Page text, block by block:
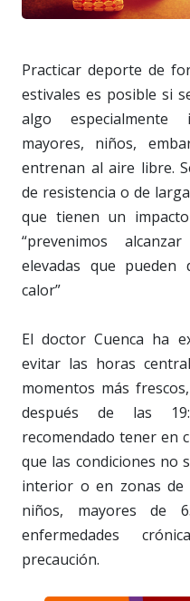
Practicar deporte de
estivales es posible si
algo especialmente
mayores, niños,
entrenan al aire libre.
de resistencia o de
que tienen un
“prevenimos
elevadas que pueden
calor”
El doctor Cuenca ha
evitar las horas
momentos más
después de las
recomendado tener en
que las condiciones no
interior o en zonas de
niños, mayores de
enfermedades
precaución.